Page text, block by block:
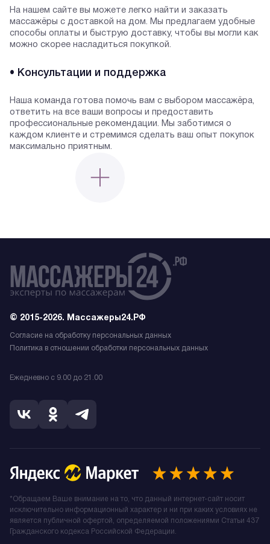
На нашем сайте вы можете легко найти и заказать
массажёры с доставкой на дом. Мы предлагаем удобные
способы оплаты и быструю доставку, чтобы вы могли как
можно скорее насладиться покупкой.
• Консультации и поддержка
Наша команда готова помочь вам с выбором массажёра,
ответить на все ваши вопросы и предоставить
профессиональные рекомендации. Мы заботимся о
каждом клиенте и стремимся сделать ваш опыт покупок
максимально приятным.
© 2015-2026. Массажеры24.РФ
Согласие на обработку персональных данных
Политика в отношении обработки персональных данных
Ежедневно с 9.00 до 21.00
*Обращаем Ваше внимание на то, что данный интернет-сайт носит
исключительно информационный характер и ни при каких условиях не
является публичной офертой, определяемой положениями Статьи 437
Гражданского кодекса Российской Федерации.